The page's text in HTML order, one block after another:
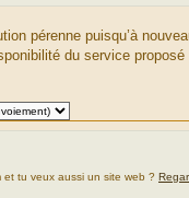
pérenne puisqu’à
du service
et tu veux aussi un site web ?